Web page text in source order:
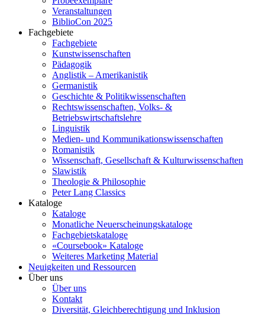
Veranstaltungen
BiblioCon 2025
Fachgebiete
Fachgebiete
Kunstwissenschaften
Pädagogik
Anglistik – Amerikanistik
Germanistik
Geschichte & Politikwissenschaften
Rechtswissenschaften, Volks- &
Betriebswirtschaftslehre
Linguistik
Medien- und Kommunikationswissenschaften
Romanistik
Wissenschaft, Gesellschaft & Kulturwissenschaften
Slawistik
Theologie & Philosophie
Peter Lang Classics
Kataloge
Kataloge
Monatliche Neuerscheinungskataloge
Fachgebietskataloge
«Coursebook» Kataloge
Weiteres Marketing Material
Neuigkeiten und Ressourcen
Über uns
Über uns
Kontakt
Diversität, Gleichberechtigung und Inklusion